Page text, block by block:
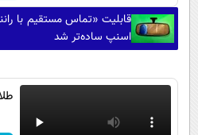
قابلیت «تماس مستقیم با
اسنپ ساده‌تر شد